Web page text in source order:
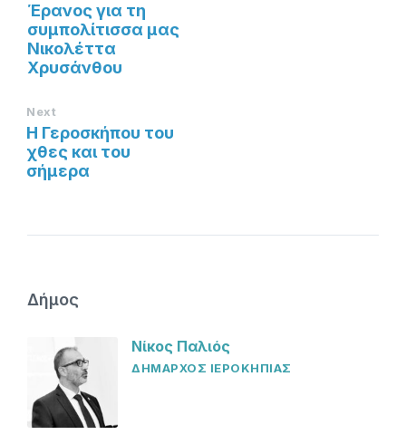
Έρανος για τη
συμπολίτισσα μας
Νικολέττα
Χρυσάνθου
Next
Η Γεροσκήπου του
χθες και του
σήμερα
Δήμος
Νίκος Παλιός
ΔΗΜΑΡΧΟΣ ΙΕΡΟΚΗΠΙΑΣ